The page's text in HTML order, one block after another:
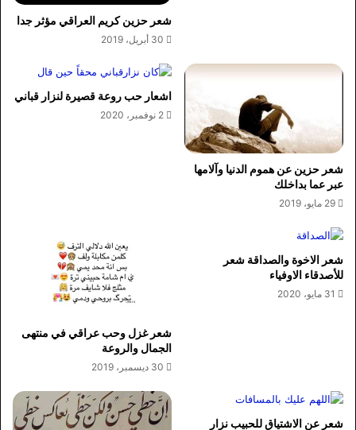
شعر حزين كريم العراقي مؤثر جدا
30 أبريل، 2019
شعر حزين عن هموم الدنيا وآلامها
عبر عما بداخلك
29 مايو، 2019
اشعار حب روعة قصيرة لنزار قباني
2 نوفمبر، 2020
شعر الاخوة والصداقة شعر
للأصدقاء الاوفياء
31 مايو، 2020
شعر غزل وحب عراقي في منتهى
الجمال والروعة
30 ديسمبر، 2019
شعر عن الاشتياق للحبيب نزار